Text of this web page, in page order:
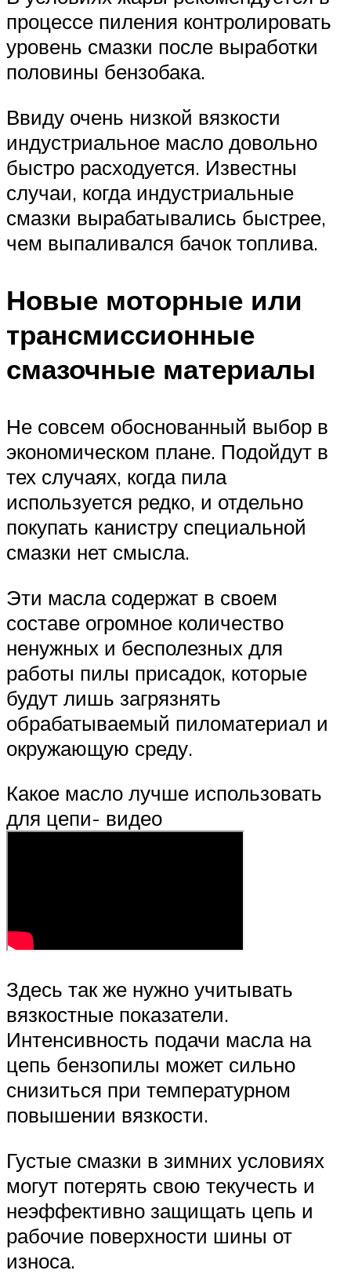
процессе пиления контролировать
уровень смазки после выработки
половины бензобака.
Ввиду очень низкой вязкости
индустриальное масло довольно
быстро расходуется. Известны
случаи, когда индустриальные
смазки вырабатывались быстрее,
чем выпаливался бачок топлива.
Новые моторные или
трансмиссионные
смазочные материалы
Не совсем обоснованный выбор в
экономическом плане. Подойдут в
тех случаях, когда пила
используется редко, и отдельно
покупать канистру специальной
смазки нет смысла.
Эти масла содержат в своем
составе огромное количество
ненужных и бесполезных для
работы пилы присадок, которые
будут лишь загрязнять
обрабатываемый пиломатериал и
окружающую среду.
Какое масло лучше использовать
для цепи- видео
Здесь так же нужно учитывать
вязкостные показатели.
Интенсивность подачи масла на
цепь бензопилы может сильно
снизиться при температурном
повышении вязкости.
Густые смазки в зимних условиях
могут потерять свою текучесть и
неэффективно защищать цепь и
рабочие поверхности шины от
износа.